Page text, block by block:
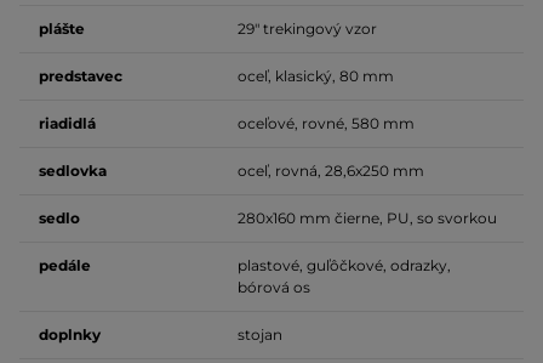
plášte 29" trekingový vzor
predstavec oceľ, klasický, 80 mm
riadidlá oceľové, rovné, 580 mm
sedlovka oceľ, rovná, 28,6x250 mm
sedlo 280x160 mm čierne, PU, so svorkou
pedále
plastové, guľôčkové, odrazky,
bórová os
doplnky stojan